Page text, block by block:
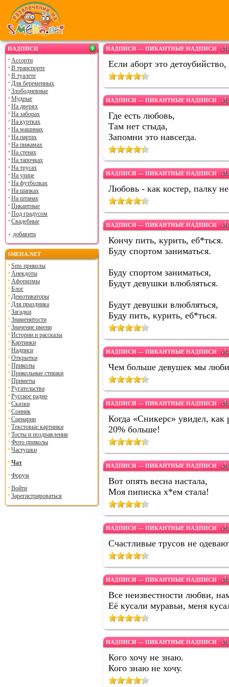
НАДПИСИ
Ассорти
В транспорте
В туалете
Для беременных
Злободневные
Мудрые
На дверях
На заборах
На куртках
На машинах
На партах
На пижамах
На стенах
На тапочках
На трусах
На улице
На футболках
На шапках
На штанах
Пикантные
Под градусом
Свадебные
добавить
SMEHA.NET
Sms приколы
Анекдоты
Афоризмы
Блог
Демотиваторы
Для праздника
Загадки
Знаменитости
Значение имени
Истории и рассказы
Картинки
Надписи
Открытки
Приколы
Прикольные стишки
Приметы
Ругательства
Русское радио
Сказки
Сонник
Сценарии
Текстовые картинки
Тосты и поздравления
Фото приколы
Частушки
Чат
Форум
Войти
Зарегистрироваться
НАДПИСИ — ПИКАНТНЫЕ НАДПИСИ
Если аборт это
НАДПИСИ — ПИКАНТНЫЕ НАДПИСИ
Где есть любовь,
Там нет стыда,
Запомни это навсегда.
НАДПИСИ — ПИКАНТНЫЕ НАДПИСИ
Любовь - как костер, палку
НАДПИСИ — ПИКАНТНЫЕ НАДПИСИ
Кончу пить, курить, еб*ться.
Буду спортом заниматься.
Буду спортом заниматься,
Будут девушки влюбляться.
Будут девушки влюбляться,
Буду пить, курить, еб*ться.
НАДПИСИ — ПИКАНТНЫЕ НАДПИСИ
Чем больше девушек мы
НАДПИСИ — ПИКАНТНЫЕ НАДПИСИ
Когда «Сникерс» увидел,
20% больше!
НАДПИСИ — ПИКАНТНЫЕ НАДПИСИ
Вот опять весна настала,
Моя пиписка х*ем стала!
НАДПИСИ — ПИКАНТНЫЕ НАДПИСИ
Счастливые трусов не
НАДПИСИ — ПИКАНТНЫЕ НАДПИСИ
Все неизвестности любви,
Её кусали муравьи, меня
НАДПИСИ — ПИКАНТНЫЕ НАДПИСИ
Кого хочу не знаю.
Кого знаю не хочу.